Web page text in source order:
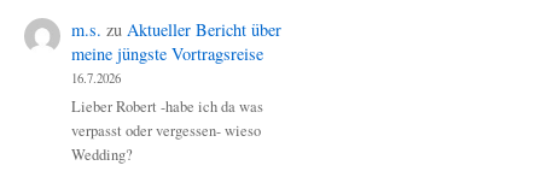
m.s. zu Aktueller Bericht über
meine jüngste Vortragsreise
16.7.2026
Lieber Robert -habe ich da was
verpasst oder vergessen- wieso
Wedding?